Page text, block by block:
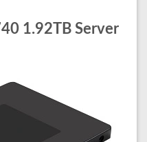
1.92TB Server